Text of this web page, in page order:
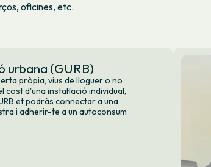
oficines, etc.
urbana (GURB)
pròpia, vius de lloguer o no
cost d'una instal·lació individual,
et podràs connectar a una
i adherir-te a un autoconsum